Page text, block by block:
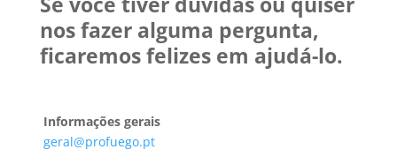
nos fazer alguma pergunta,
ficaremos felizes em ajudá-lo.
Informações gerais
geral@profuego.pt